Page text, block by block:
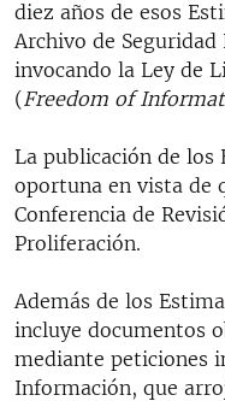
LA INVASIÓN DE RUSIA
diez años de esos
Archivo de
invocando la Ley de
(Freedom of
La publicación de los
oportuna en vista de
Conferencia de
Proliferación.
Además de los
incluye documentos
mediante peticiones
Información, que